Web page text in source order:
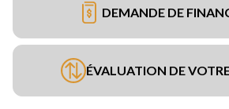
DEMANDE DE
ÉVALUATION DE